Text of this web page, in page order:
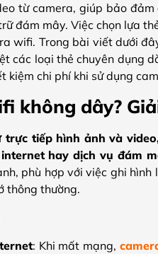
từ camera, giúp bảo
đám mây. Việc chọn lựa
wifi. Trong bài viết dưới
các loại thẻ chuyên dụng
kiệm chi phí khi sử dụng
không dây?
tiếp hình ảnh và
hay dịch vụ đám
phù hợp với việc ghi
thông thường.
: Khi mất mạng,